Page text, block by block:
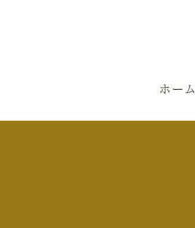
ホーム